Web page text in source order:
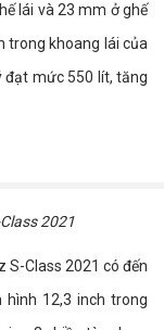
lái và 23 mm ở ghế
trong khoang lái của
đạt mức 550 lít, tăng
2021
S-Class 2021 có đến
12,3 inch trong